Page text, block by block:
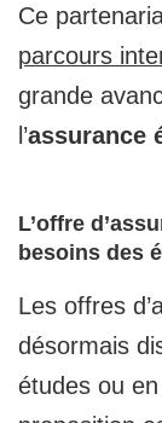
Ce
parcours
grande
l’assurance
L’offre
besoins des
Les offres
désormais
études ou